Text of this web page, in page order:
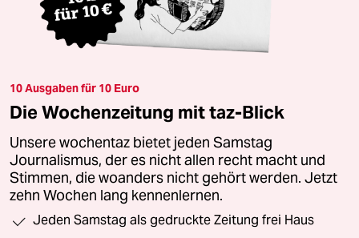
10 Ausgaben für 10 Euro
Die Wochenzeitung mit taz-Blick
Unsere wochentaz bietet jeden Samstag
Journalismus, der es nicht allen recht macht und
Stimmen, die woanders nicht gehört werden. Jetzt
zehn Wochen lang kennenlernen.
Jeden Samstag als gedruckte Zeitung frei Haus